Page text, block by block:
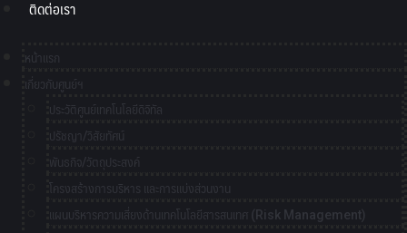
ติดต่อเรา
หน้าแรก
เกี่ยวกับศูนย์ฯ
ประวัติศูนย์เทคโนโลยีดิจิทัล
ปรัชญา/วิสัยทัศน์
พันธกิจ/วัตถุประสงค์
โครงสร้างการบริหาร และการแบ่งส่วนงาน
แผนบริหารความเสี่ยงด้านเทคโนโลยีสารสนเทศ (Risk Management)